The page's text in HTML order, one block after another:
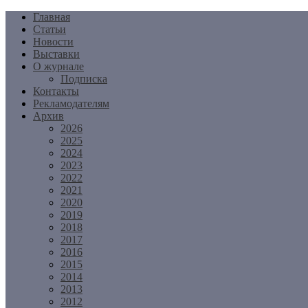
Перейти
содержимому
Главная
Статьи
Новости
Выставки
О журнале
Подписка
Контакты
Рекламодателям
Архив
2026
2025
2024
2023
2022
2021
2020
2019
2018
2017
2016
2015
2014
2013
2012